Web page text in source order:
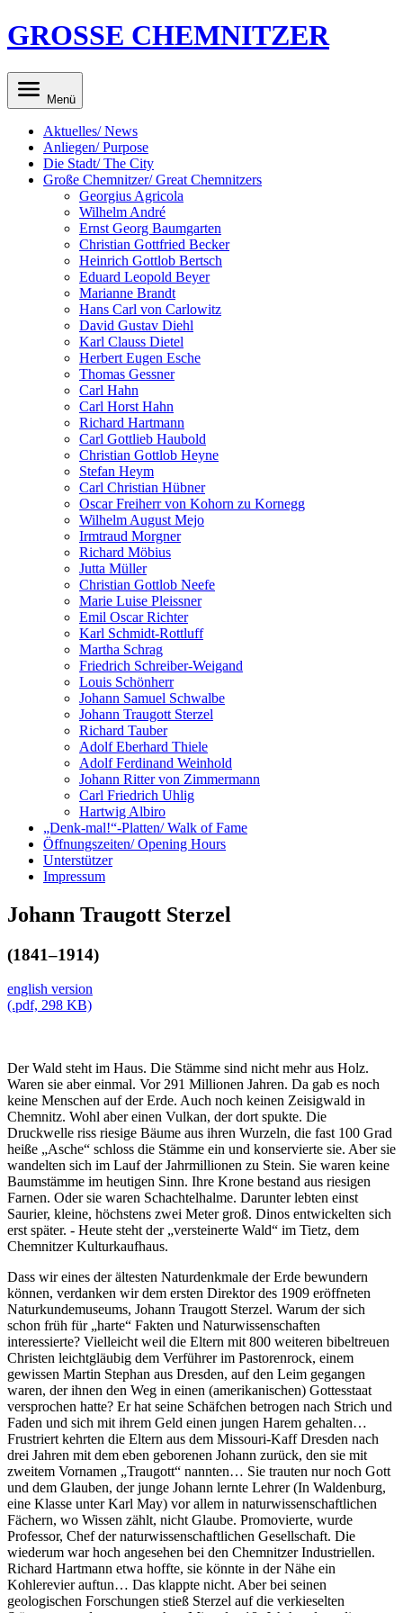
GROSSE CHEMNITZER
Menü
Aktuelles/ News
Anliegen/ Purpose
Die Stadt/ The City
Große Chemnitzer/ Great Chemnitzers
Georgius Agricola
Wilhelm André
Ernst Georg Baumgarten
Christian Gottfried Becker
Heinrich Gottlob Bertsch
Eduard Leopold Beyer
Marianne Brandt
Hans Carl von Carlowitz
David Gustav Diehl
Karl Clauss Dietel
Herbert Eugen Esche
Thomas Gessner
Carl Hahn
Carl Horst Hahn
Richard Hartmann
Carl Gottlieb Haubold
Christian Gottlob Heyne
Stefan Heym
Carl Christian Hübner
Oscar Freiherr von Kohorn zu Kornegg
Wilhelm August Mejo
Irmtraud Morgner
Richard Möbius
Jutta Müller
Christian Gottlob Neefe
Marie Luise Pleissner
Emil Oscar Richter
Karl Schmidt-Rottluff
Martha Schrag
Friedrich Schreiber-Weigand
Louis Schönherr
Johann Samuel Schwalbe
Johann Traugott Sterzel
Richard Tauber
Adolf Eberhard Thiele
Adolf Ferdinand Weinhold
Johann Ritter von Zimmermann
Carl Friedrich Uhlig
Hartwig Albiro
„Denk-mal!“-Platten/ Walk of Fame
Öffnungszeiten/ Opening Hours
Unterstützer
Impressum
Johann Traugott Sterzel
(1841–1914)
english version
(.pdf, 298 KB)
Der Wald steht im Haus. Die Stämme sind nicht mehr aus Holz.
Waren sie aber einmal. Vor 291 Millionen Jahren. Da gab es noch
keine Menschen auf der Erde. Auch noch keinen Zeisigwald in
Chemnitz. Wohl aber einen Vulkan, der dort spukte. Die
Druckwelle riss riesige Bäume aus ihren Wurzeln, die fast 100 Grad
heiße „Asche“ schloss die Stämme ein und konservierte sie. Aber sie
wandelten sich im Lauf der Jahrmillionen zu Stein. Sie waren keine
Baumstämme im heutigen Sinn. Ihre Krone bestand aus riesigen
Farnen. Oder sie waren Schachtelhalme. Darunter lebten einst
Saurier, kleine, höchstens zwei Meter groß. Dinos entwickelten sich
erst später. - Heute steht der „versteinerte Wald“ im Tietz, dem
Chemnitzer Kulturkaufhaus.
Dass wir eines der ältesten Naturdenkmale der Erde bewundern
können, verdanken wir dem ersten Direktor des 1909 eröffneten
Naturkundemuseums, Johann Traugott Sterzel. Warum der sich
schon früh für „harte“ Fakten und Naturwissenschaften
interessierte? Vielleicht weil die Eltern mit 800 weiteren bibeltreuen
Christen leichtgläubig dem Verführer im Pastorenrock, einem
gewissen Martin Stephan aus Dresden, auf den Leim gegangen
waren, der ihnen den Weg in einen (amerikanischen) Gottesstaat
versprochen hatte? Er hat seine Schäfchen betrogen nach Strich und
Faden und sich mit ihrem Geld einen jungen Harem gehalten…
Frustriert kehrten die Eltern aus dem Missouri-Kaff Dresden nach
drei Jahren mit dem eben geborenen Johann zurück, den sie mit
zweitem Vornamen „Traugott“ nannten… Sie trauten nur noch Gott
und dem Glauben, der junge Johann lernte Lehrer (In Waldenburg,
eine Klasse unter Karl May) vor allem in naturwissenschaftlichen
Fächern, wo Wissen zählt, nicht Glaube. Promovierte, wurde
Professor, Chef der naturwissenschaftlichen Gesellschaft. Die
wiederum war hoch angesehen bei den Chemnitzer Industriellen.
Richard Hartmann etwa hoffte, sie könnte in der Nähe ein
Kohlerevier auftun… Das klappte nicht. Aber bei seinen
geologischen Forschungen stieß Sterzel auf die verkieselten